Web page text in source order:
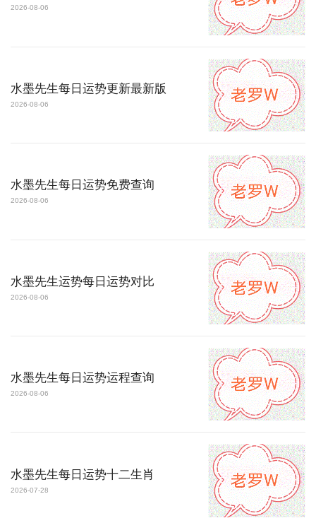
2026-08-06
水墨先生每日运势更新最新版
2026-08-06
水墨先生每日运势免费查询
2026-08-06
水墨先生运势每日运势对比
2026-08-06
水墨先生每日运势运程查询
2026-08-06
水墨先生每日运势十二生肖
2026-07-28